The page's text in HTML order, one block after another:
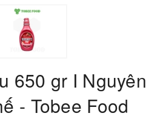
650 gr I Nguyên
- Tobee Food